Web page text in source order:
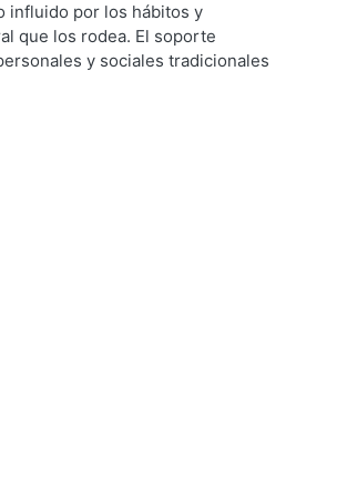
influido por los hábitos y
que los rodea. El soporte
y sociales tradicionales